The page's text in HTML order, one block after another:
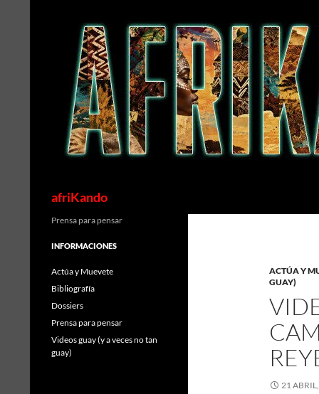
afriKando
ACTÚA Y
GUAY)
21
Prensa para pensar
INFORMACIONES
Actúa y Muevete
Bibliografía
Dossiers
Prensa para pensar
Videos guay (y a veces no tan
guay)